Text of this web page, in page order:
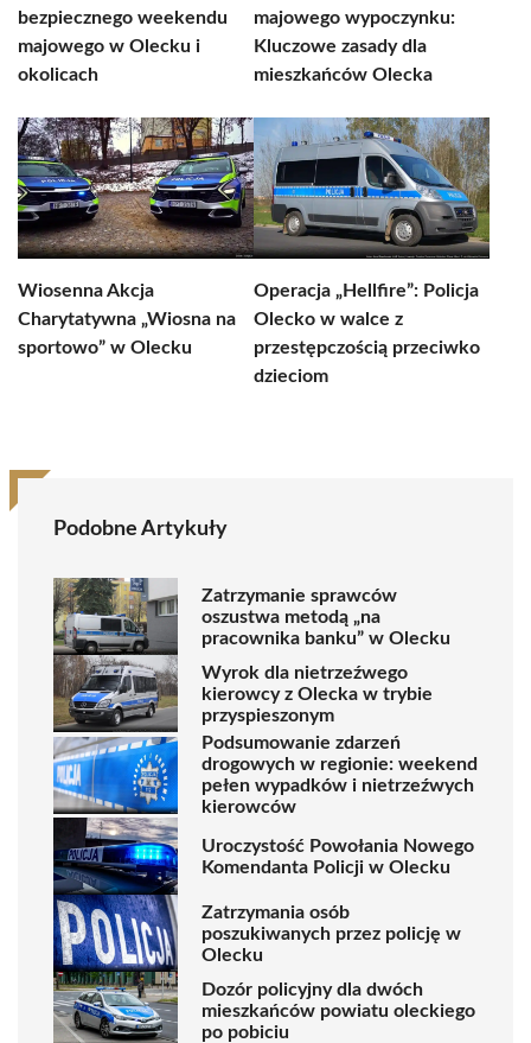
bezpiecznego weekendu
majowego w Olecku i
okolicach
majowego wypoczynku:
Kluczowe zasady dla
mieszkańców Olecka
Wiosenna Akcja
Charytatywna „Wiosna na
sportowo” w Olecku
Operacja „Hellfire”: Policja
Olecko w walce z
przestępczością przeciwko
dzieciom
Podobne Artykuły
Zatrzymanie sprawców
oszustwa metodą „na
pracownika banku” w Olecku
Wyrok dla nietrzeźwego
kierowcy z Olecka w trybie
przyspieszonym
Podsumowanie zdarzeń
drogowych w regionie: weekend
pełen wypadków i nietrzeźwych
kierowców
Uroczystość Powołania Nowego
Komendanta Policji w Olecku
Zatrzymania osób
poszukiwanych przez policję w
Olecku
Dozór policyjny dla dwóch
mieszkańców powiatu oleckiego
po pobiciu